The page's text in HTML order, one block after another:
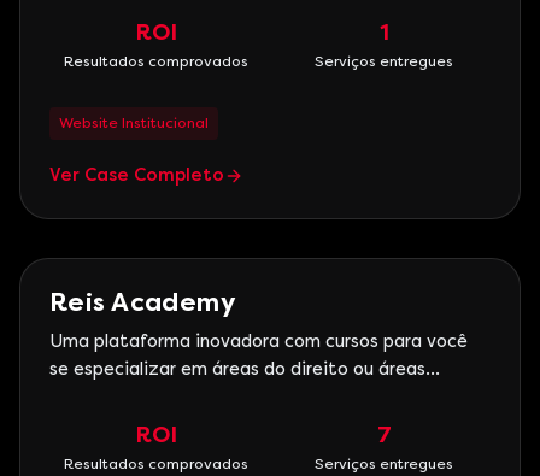
ROI
Resultados comprovados
1
Serviços entregues
Website Institucional
Ver Case Completo
Marketing Digital
Reis Academy
Uma plataforma inovadora com cursos para você
se especializar em áreas do direito ou áreas
seguro e capaz de tomar decisões e solucionar
ROI
Resultados comprovados
7
Serviços entregues